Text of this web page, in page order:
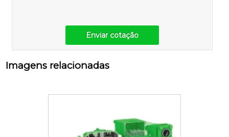
Enviar cotação
Imagens relacionadas